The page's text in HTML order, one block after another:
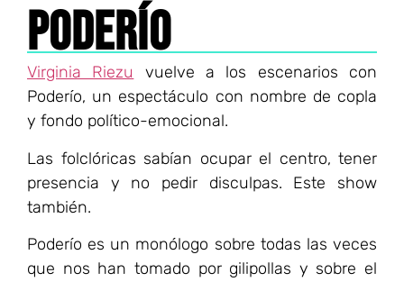
PODERÍO
Virginia Riezu
vuelve a los escenarios con
Poderío, un espectáculo con nombre de copla
y fondo político-emocional.
Las folclóricas sabían ocupar el centro, tener
presencia y no pedir disculpas. Este show
también.
Poderío es un monólogo sobre todas las veces
que nos han tomado por gilipollas y sobre el